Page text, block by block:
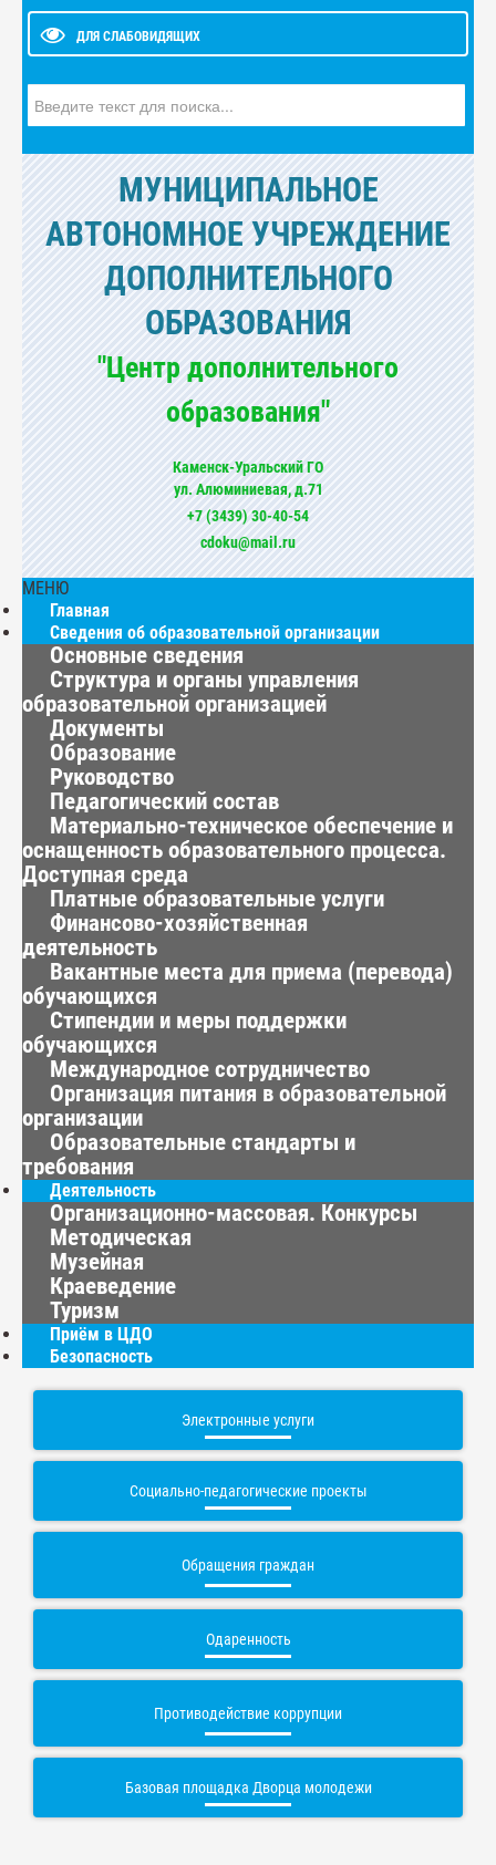
ДЛЯ СЛАБОВИДЯЩИХ
МУНИЦИПАЛЬНОЕ
АВТОНОМНОЕ УЧРЕЖДЕНИЕ
ДОПОЛНИТЕЛЬНОГО
ОБРАЗОВАНИЯ
"Центр дополнительного
образования"
Каменск-Уральский ГО
ул. Алюминиевая, д.71
+7 (3439) 30-40-54
cdoku@mail.ru
МЕНЮ
Главная
Сведения об образовательной организации
Основные сведения
Структура и органы управления
образовательной организацией
Документы
Образование
Руководство
Педагогический состав
Материально-техническое обеспечение и
оснащенность образовательного процесса.
Доступная среда
Платные образовательные услуги
Финансово-хозяйственная
деятельность
Вакантные места для приема (перевода)
обучающихся
Стипендии и меры поддержки
обучающихся
Международное сотрудничество
Организация питания в образовательной
организации
Образовательные стандарты и
требования
Деятельность
Организационно-массовая. Конкурсы
Методическая
Музейная
Краеведение
Туризм
Приём в ЦДО
Безопасность
Электронные услуги
Социально-педагогические проекты
Обращения граждан
Одаренность
Противодействие коррупции
Базовая площадка Дворца молодежи